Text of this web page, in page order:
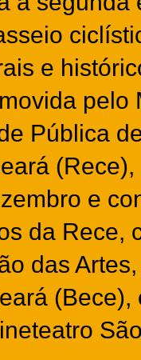
e
pelo
Pública
e
da Rece,
das
(Bece),